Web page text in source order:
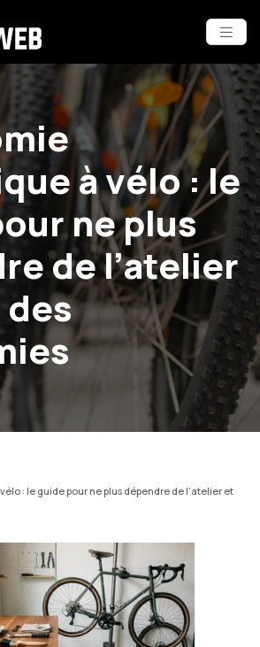
à vélo : le
ne plus
de l’atelier
: le guide pour ne plus dépendre de l’atelier et